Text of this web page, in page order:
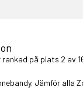
på plats 2 av
Jämför alla